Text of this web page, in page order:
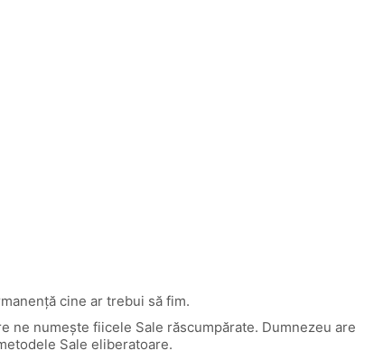
cine ar trebui să fim.
ne numește fiicele Sale răscumpărate. Dumnezeu are
Sale eliberatoare.